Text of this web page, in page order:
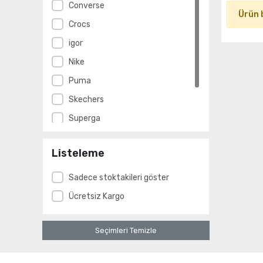
Converse
Crocs
igor
Nike
Puma
Skechers
Superga
Vans
Listeleme
Sadece stoktakileri göster
Ücretsiz Kargo
Seçimleri Temizle
Ürün